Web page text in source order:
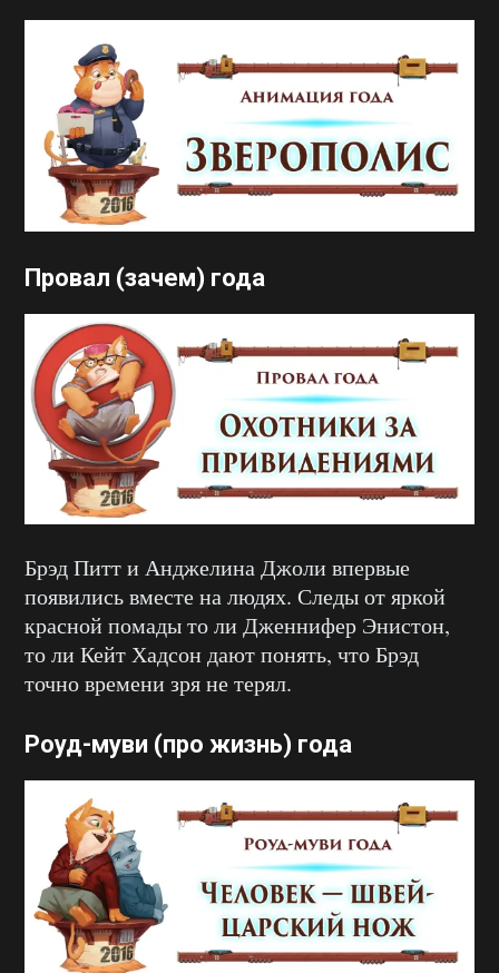
Провал (зачем) года
Брэд Питт и Анджелина Джоли впервые
появились вместе на людях. Следы от яркой
красной помады то ли Дженнифер Энистон,
то ли Кейт Хадсон дают понять, что Брэд
точно времени зря не терял.
Роуд-муви (про жизнь) года